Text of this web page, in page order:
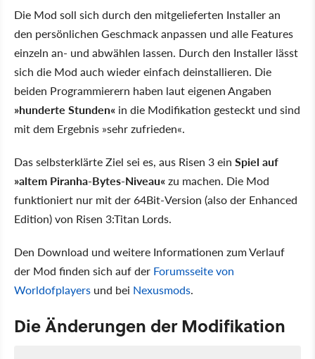
Die Mod soll sich durch den mitgelieferten Installer an
den persönlichen Geschmack anpassen und alle Features
einzeln an- und abwählen lassen. Durch den Installer lässt
sich die Mod auch wieder einfach deinstallieren. Die
beiden Programmierern haben laut eigenen Angaben
»hunderte Stunden« in die Modifikation gesteckt und sind
mit dem Ergebnis »sehr zufrieden«.
Das selbsterklärte Ziel sei es, aus Risen 3 ein Spiel auf
»altem Piranha-Bytes-Niveau«zu machen. Die Mod
funktioniert nur mit der 64Bit-Version (also der Enhanced
Edition) von Risen 3:Titan Lords.
Den Download und weitere Informationen zum Verlauf
der Mod finden sich auf der Forumsseite von
Worldofplayers und bei Nexusmods.
Die Änderungen der Modifikation